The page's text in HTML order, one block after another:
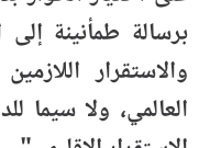
برسالة طمأنينة
والاستقرار
العالمي، ولا سيما